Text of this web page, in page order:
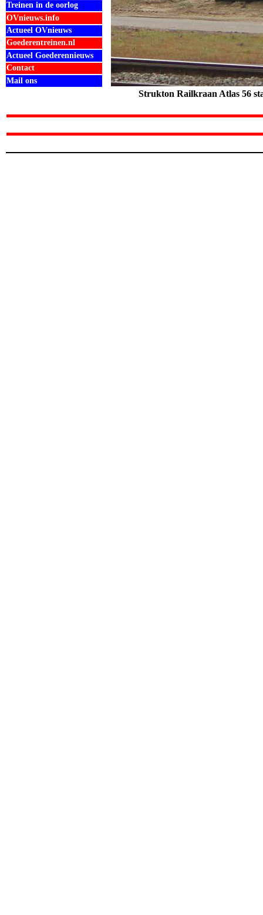
Treinen in de oorlog
OVnieuws.info
Actueel OVnieuws
Goederentreinen.nl
Actueel Goederennieuws
Contact
Mail ons
Strukton Railkraan Atlas 56